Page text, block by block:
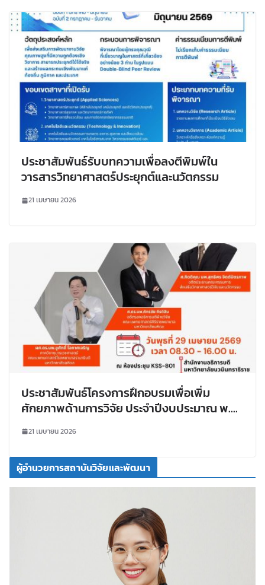
ประชาสัมพันธ์รับบทความเพื่อลงตีพิมพ์ใน
วารสารวิทยาศาสตร์ประยุกต์และนวัตกรรม
21 เมษายน 2026
ประชาสัมพันธ์โครงการฝึกอบรมเพื่อเพิ่ม
ศักยภาพด้านการวิจัย ประจำปีงบประมาณ พ.ศ.
ทำวิจัย”
21 เมษายน 2026
ผู้อำนวยการสถาบันวิจัยและพัฒนา